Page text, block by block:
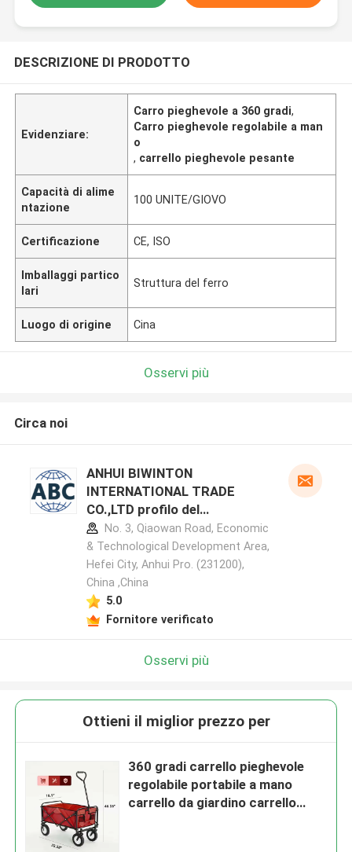
DESCRIZIONE DI PRODOTTO
Evidenziare:
Carro pieghevole a 360 gradi,
Carro pieghevole regolabile a man
o
, carrello pieghevole pesante
Capacità di alime
ntazione
100 UNITE/GIOVO
Certificazione CE, ISO
Imballaggi partico
lari
Struttura del ferro
Luogo di origine Cina
Osservi più
Circa noi
ANHUI BIWINTON
INTERNATIONAL TRADE
CO.,LTD profilo del
produttore
No. 3, Qiaowan Road, Economic
& Technological Development Area,
Hefei City, Anhui Pro. (231200),
China ,China
5.0
Fornitore verificato
Osservi più
Ottieni il miglior prezzo per
360 gradi carrello pieghevole
regolabile portabile a mano
carrello da giardino carrello